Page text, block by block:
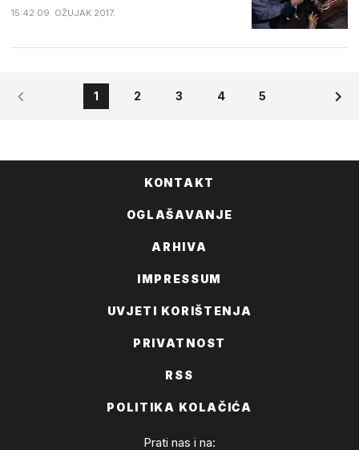
15:42 09. OŽUJAK 2017.
1 2 3 4 5
KONTAKT
OGLAŠAVANJE
ARHIVA
IMPRESSUM
UVJETI KORIŠTENJA
PRIVATNOST
RSS
POLITIKA KOLAČIĆA
Prati nas i na: